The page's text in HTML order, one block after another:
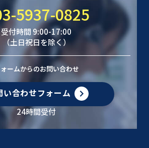
5937-0825
受付時間 9:00-17:00
（土日祝日を除く）
ームからのお問い合わせ
い合わせフォーム
24時間受付